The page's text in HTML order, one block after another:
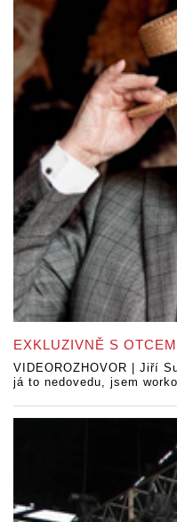
EXKLUZIVNĚ S
VIDEOROZHOVOR | Jiří
já to nedovedu, jsem